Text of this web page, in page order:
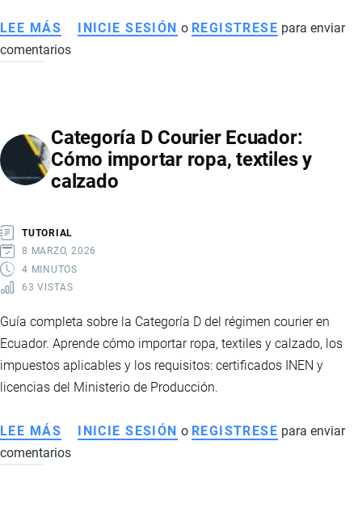
LEE MÁS SOBRE
CÓMO
A
ECUADOR
INICIE SESIÓN o REGISTRESE para enviar
comentarios
Categoría D Courier Ecuador:
Cómo importar ropa, textiles y
calzado
TUTORIAL
8 MARZO, 2026
4 MINUTOS
63 VISTAS
Guía completa sobre la Categoría D del régimen courier en
Ecuador. Aprende cómo importar ropa, textiles y calzado, los
impuestos aplicables y los requisitos: certificados INEN y
licencias del Ministerio de Producción.
LEE MÁS SOBRE
CATEGORÍA
INICIE SESIÓN o REGISTRESE para enviar
comentarios